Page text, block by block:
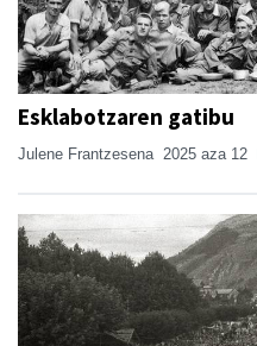
Esklabotzaren gatibu
Julene Frantzesena 2025 aza 12